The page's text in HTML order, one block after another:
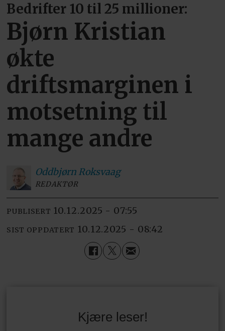
Bedrifter 10 til 25 millioner:
Bjørn Kristian
økte
driftsmarginen i
motsetning til
mange andre
Oddbjørn Roksvaag
REDAKTØR
PUBLISERT 10.12.2025 - 07:55
SIST OPPDATERT 10.12.2025 - 08:42
Kjære leser!